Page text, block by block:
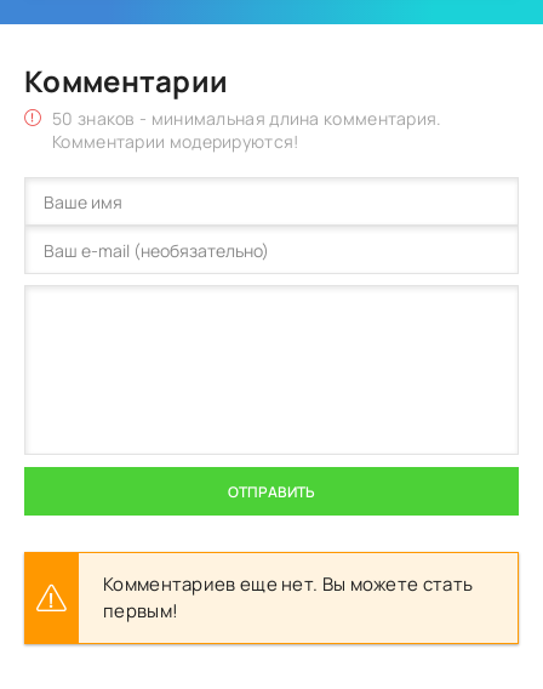
Комментарии
50 знаков - минимальная длина комментария.
Комментарии модерируются!
ОТПРАВИТЬ
Комментариев еще нет. Вы можете стать
первым!